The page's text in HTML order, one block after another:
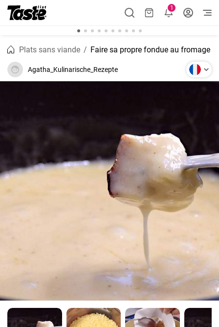
1
Plats sans viande Faire sa propre fondue au fromage
Agatha_Kulinarische_Rezepte